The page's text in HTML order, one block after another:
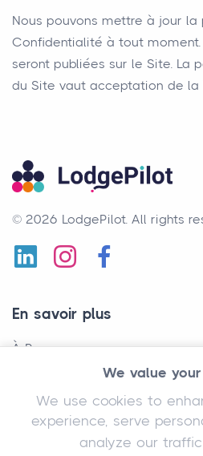
We value
We use cookies to
experience, serve
analyze our
Nous pouvons mettre à jour la
Confidentialité à tout
seront publiées sur le Site. La
du Site vaut acceptation de la
© 2026 LodgePilot. All rights
En savoir plus
À Propos
Conditions Générales
Politique de Confidentialité
Newsletter